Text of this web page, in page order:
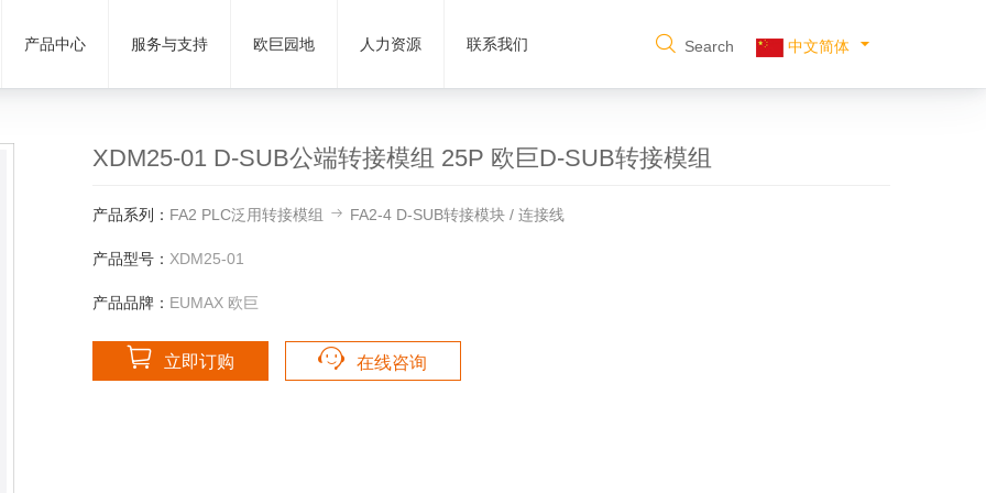
产品中心 服务与支持 欧巨园地 人力资源 联系我们 Search 中文简体
XDM25-01 D-SUB公端转接模组 25P 欧巨D-SUB转接模组
产品系列： FA2 PLC泛用转接模组 FA2-4 D-SUB转接模块 / 连接线
产品型号： XDM25-01
产品品牌： EUMAX 欧巨
立即订购 在线咨询